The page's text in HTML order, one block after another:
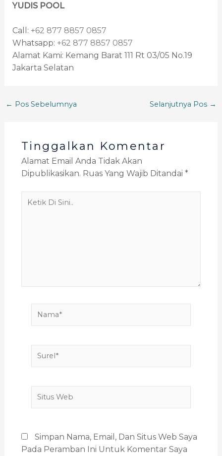
YUDIS POOL
Call: +62 877 8857 0857
Whatsapp: +62 877 8857 0857
Alamat Kami: Kemang Barat 111 Rt 03/05 No.19
Jakarta Selatan
← Pos Sebelumnya Selanjutnya Pos →
Tinggalkan Komentar
Alamat Email Anda Tidak Akan
Dipublikasikan. Ruas Yang Wajib Ditandai *
Ketik
Nama*
Surel*
Situs
Simpan Nama, Email, Dan Situs Web Saya
Pada Peramban Ini Untuk Komentar Saya